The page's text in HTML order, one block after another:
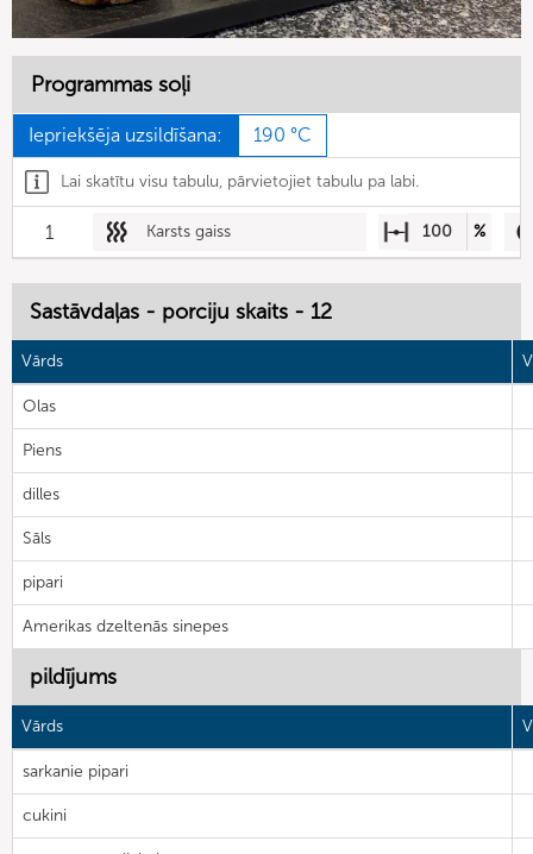
Programmas soļi
Iepriekšēja uzsildīšana: 190 °C
Lai skatītu visu tabulu, pārvietojiet tabulu pa labi.
1 Karsts gaiss 100 %
Sastāvdaļas - porciju skaits - 12
Vārds
Olas
Piens
dilles
Sāls
pipari
Amerikas dzeltenās sinepes
pildījums
Vārds
sarkanie pipari
cukini